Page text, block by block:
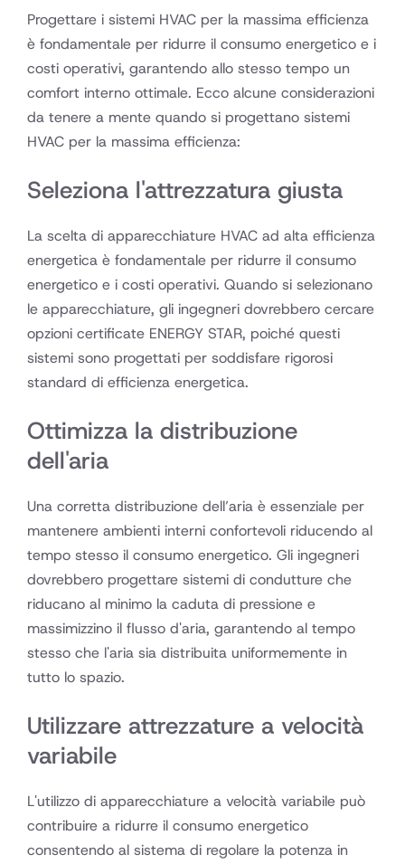
Progettare i sistemi HVAC per la massima efficienza
è fondamentale per ridurre il consumo energetico e i
costi operativi, garantendo allo stesso tempo un
comfort interno ottimale. Ecco alcune considerazioni
da tenere a mente quando si progettano sistemi
HVAC per la massima efficienza:
Seleziona l'attrezzatura giusta
La scelta di apparecchiature HVAC ad alta efficienza
energetica è fondamentale per ridurre il consumo
energetico e i costi operativi. Quando si selezionano
le apparecchiature, gli ingegneri dovrebbero cercare
opzioni certificate ENERGY STAR, poiché questi
sistemi sono progettati per soddisfare rigorosi
standard di efficienza energetica.
Ottimizza la distribuzione
dell'aria
Una corretta distribuzione dell’aria è essenziale per
mantenere ambienti interni confortevoli riducendo al
tempo stesso il consumo energetico. Gli ingegneri
dovrebbero progettare sistemi di condutture che
riducano al minimo la caduta di pressione e
massimizzino il flusso d'aria, garantendo al tempo
stesso che l'aria sia distribuita uniformemente in
tutto lo spazio.
Utilizzare attrezzature a velocità
variabile
L'utilizzo di apparecchiature a velocità variabile può
contribuire a ridurre il consumo energetico
consentendo al sistema di regolare la potenza in